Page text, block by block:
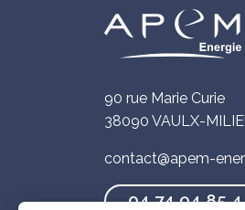
90 rue Marie Curie
38090 VAULX-
contact@apem-
04 74 94 85